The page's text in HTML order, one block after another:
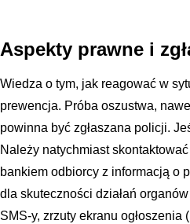
Aspekty prawne i
Wiedza o tym, jak reagować w
prewencja. Próba oszustwa,
powinna być zgłaszana policji.
Należy natychmiast
bankiem odbiorcy z informacją o
dla skuteczności działań
SMS-y, zrzuty ekranu